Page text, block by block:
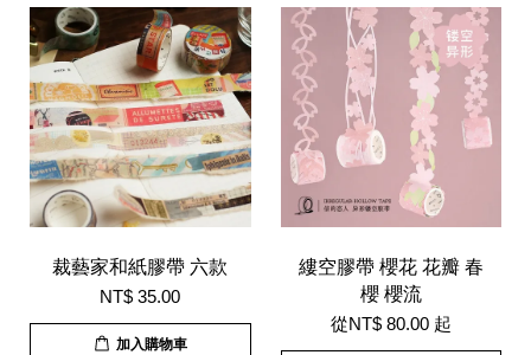
裁藝家和紙膠帶 六款
NT$ 35.00
加入購物車
縷空膠帶 櫻花 花瓣 春
櫻 櫻流
從NT$ 80.00 起